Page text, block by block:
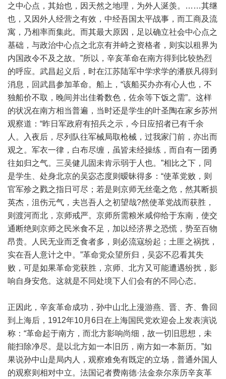
之中心点，其始也，因天然之地理，为外人涎羡。……其继
也，又因外人经营之有效，中经吾国太平战事，而工商及流
寓，乃相率而集此。而其最大原因，足以确立社会中心点之
基础，与政治中心点之北京有并峙之资格者，则实以租界为
内国政令不及之故。”所以，辛亥革命在南方得到比较热烈
的呼应。武昌起义后，时在江苏陆军中学求学的潘朕凡得到
消息，回武昌参加革命。船上，“该船买办亦有心人也，不
独船价不取，晚间并出佳肴数色，佐余等下饭之需”。这样
的状况在南方相当普遍，当时还是学生的叶圣陶在家乡苏州
观察道：“昨日军政府有招兵之示，今日应招者已有千余
人。入夜后，尽列队往军械局取枪械，过我家门前，亦出而
观之。军衣一律，白布尽缠，虽皆未经操练，而自有一团勇
往如归之气。三吴健儿固未肯示弱于人也。”相比之下，同
是学生、处身北京的吴宓态度则暧昧得多：“使革党败，则
官军殄之戮之指日可尽；若是则京师无丝毫之危，然其断损
英杰，沮伤元气，夫岂吾人之初望哉?然使革党战而获胜，
则渡河而北，京师戒严。京师所需粮米咸仰给于东南，使交
通断绝则京师之民米食不足，加以经济界之恐慌，势至百物
昂贵。人民无业而乏食者多，则必流寇纷起；土匪之祸扰，
实在吾人意计之中。”革命党众望所归，吴宓不忍看其失
败，可是如果革命党获胜，京师、北方又可能遭遇纷扰，影
响自身安危。这就是不同处境下人们会有的不同心态。
正因此，辛亥革命成功，孙中山北上漫游燕、晋、齐、鲁回
到上海后，1912年10月6日在上海国民党欢迎会上发表演说
称：“革命起于南方，而北方影响尚细，故一切旧思想，未
能扫除净尽。是以北方如一本旧历，南方如一本新历。”如
果说孙中山是局内人，观察难免有既定的立场，普通外国人
的观察则相对中立。法国记者费南德·法金奈尔亲历辛亥革